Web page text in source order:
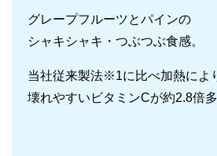
グレープフルーツとパインの
シャキシャキ・つぶつぶ食感。
当社従来製法※1に比べ加熱によ
壊れやすいビタミンCが約2.8倍多